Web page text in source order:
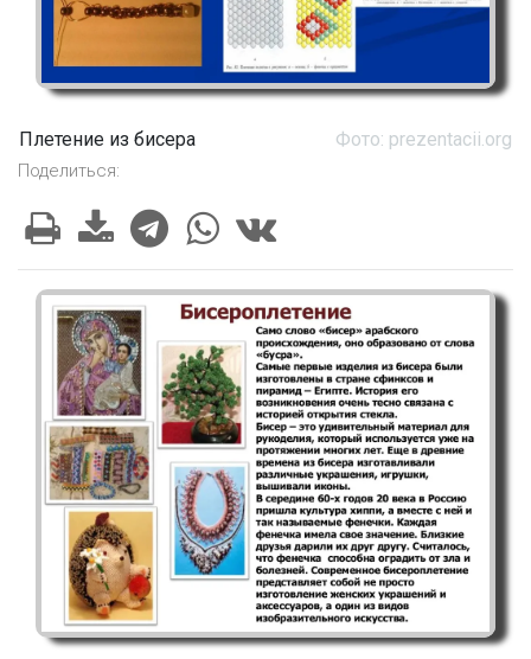
Плетение из бисера Фото: prezentacii.org
Поделиться: